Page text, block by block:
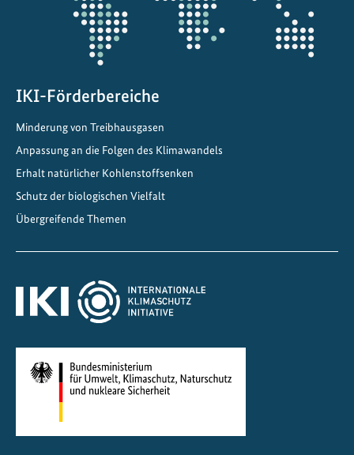
e
IKI-Förderbereiche
Minderung von Treibhausgasen
Anpassung an die Folgen des Klimawandels
Erhalt natürlicher Kohlenstoffsenken
Schutz der biologischen Vielfalt
Übergreifende Themen